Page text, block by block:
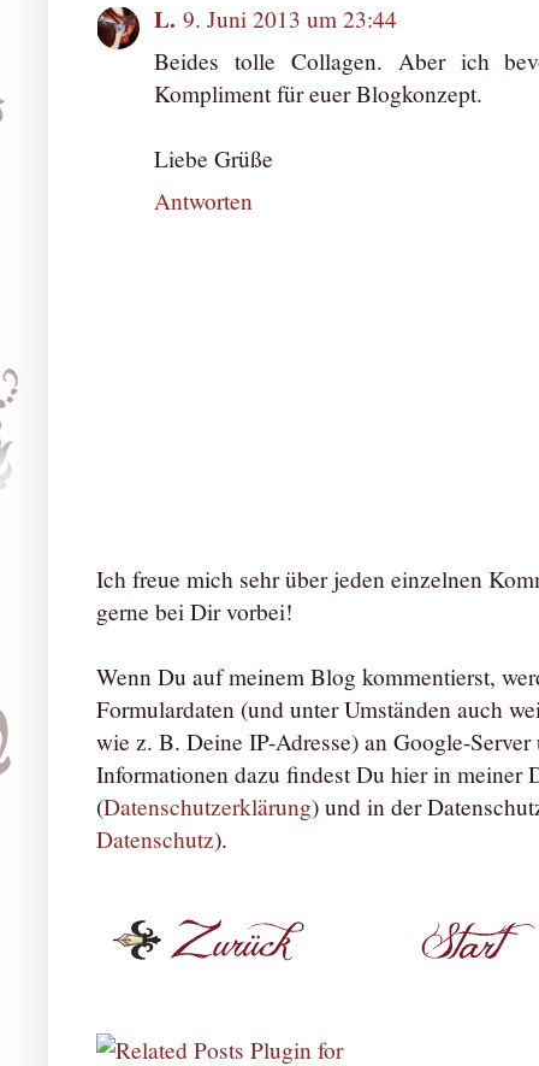
L. 9. Juni 2013 um 23:44
Beides tolle Collagen. Aber ich
Kompliment für euer Blogkonzept.
Liebe Grüße
Antworten
Ich freue mich sehr über jeden einzelnen
gerne bei Dir vorbei!
Wenn Du auf meinem Blog kommentierst,
Formulardaten (und unter Umständen auch
wie z. B. Deine IP-Adresse) an Google-
Informationen dazu findest Du hier in meiner
(Datenschutzerklärung) und in der
Datenschutz).